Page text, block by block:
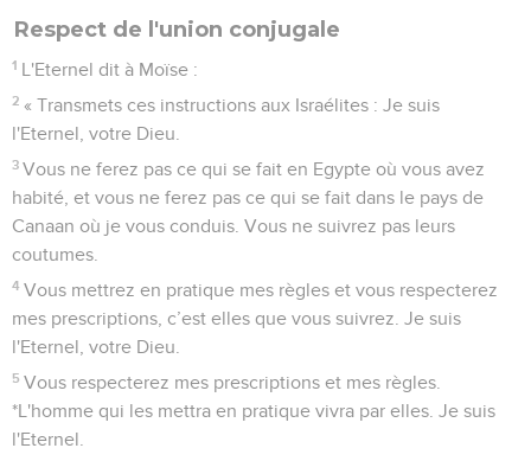
Respect de l'union conjugale
1 L'Eternel dit à Moïse :
2 « Transmets ces instructions aux Israélites : Je suis
l'Eternel, votre Dieu.
3 Vous ne ferez pas ce qui se fait en Egypte où vous avez
habité, et vous ne ferez pas ce qui se fait dans le pays de
Canaan où je vous conduis. Vous ne suivrez pas leurs
coutumes.
4 Vous mettrez en pratique mes règles et vous respecterez
mes prescriptions, c’est elles que vous suivrez. Je suis
l'Eternel, votre Dieu.
5 Vous respecterez mes prescriptions et mes règles.
*L'homme qui les mettra en pratique vivra par elles. Je suis
l'Eternel.